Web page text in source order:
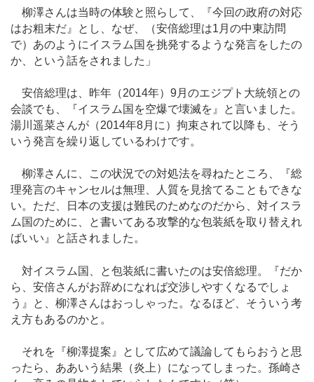
柳澤さんは当時の体験と照らして、『今回の政府の対応
はお粗末だ』とし、なぜ、（安倍総理は1月の中東訪問
で）あのようにイスラム国を挑発するような発言をしたの
か、という話をされました」
安倍総理は、昨年（2014年）9月のエジプト大統領との
会談でも、『イスラム国を空爆で壊滅を』と言いました。
湯川遥菜さんが（2014年8月に）拘束されて以降も、そう
いう発言を繰り返しているわけです。
柳澤さんに、この状況での対処法を尋ねたところ、『総
理発言のキャンセルは無理、人質を見捨てることもできな
い。ただ、日本の支援は難民のためなのだから、対イスラ
ム国のために、と書いてある攻撃的な包装紙を取り替えれ
ばいい』と話されました。
対イスラム国、と包装紙に書いたのは安倍総理。『だか
ら、安倍さんがお辞めになれば交渉しやすくなるでしょ
う』と、柳澤さんはおっしゃった。なるほど、そういう考
え方もあるのかと。
それを『柳澤提案』として広めて議論してもらおうと思
ったら、ああいう結果（炎上）になってしまった。孫崎さ